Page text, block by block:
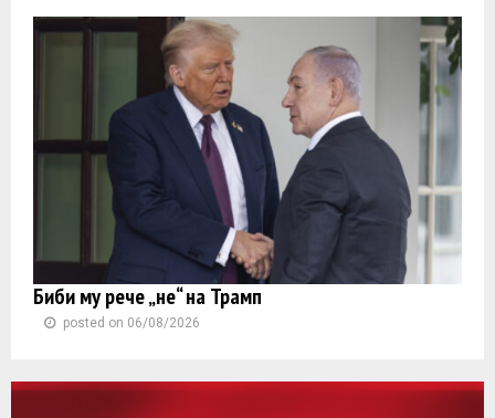
Биби му рече „не“ на Трамп
posted on 06/08/2026